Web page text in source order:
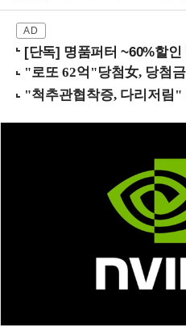
[단독] 명품퍼터 ~60%할인